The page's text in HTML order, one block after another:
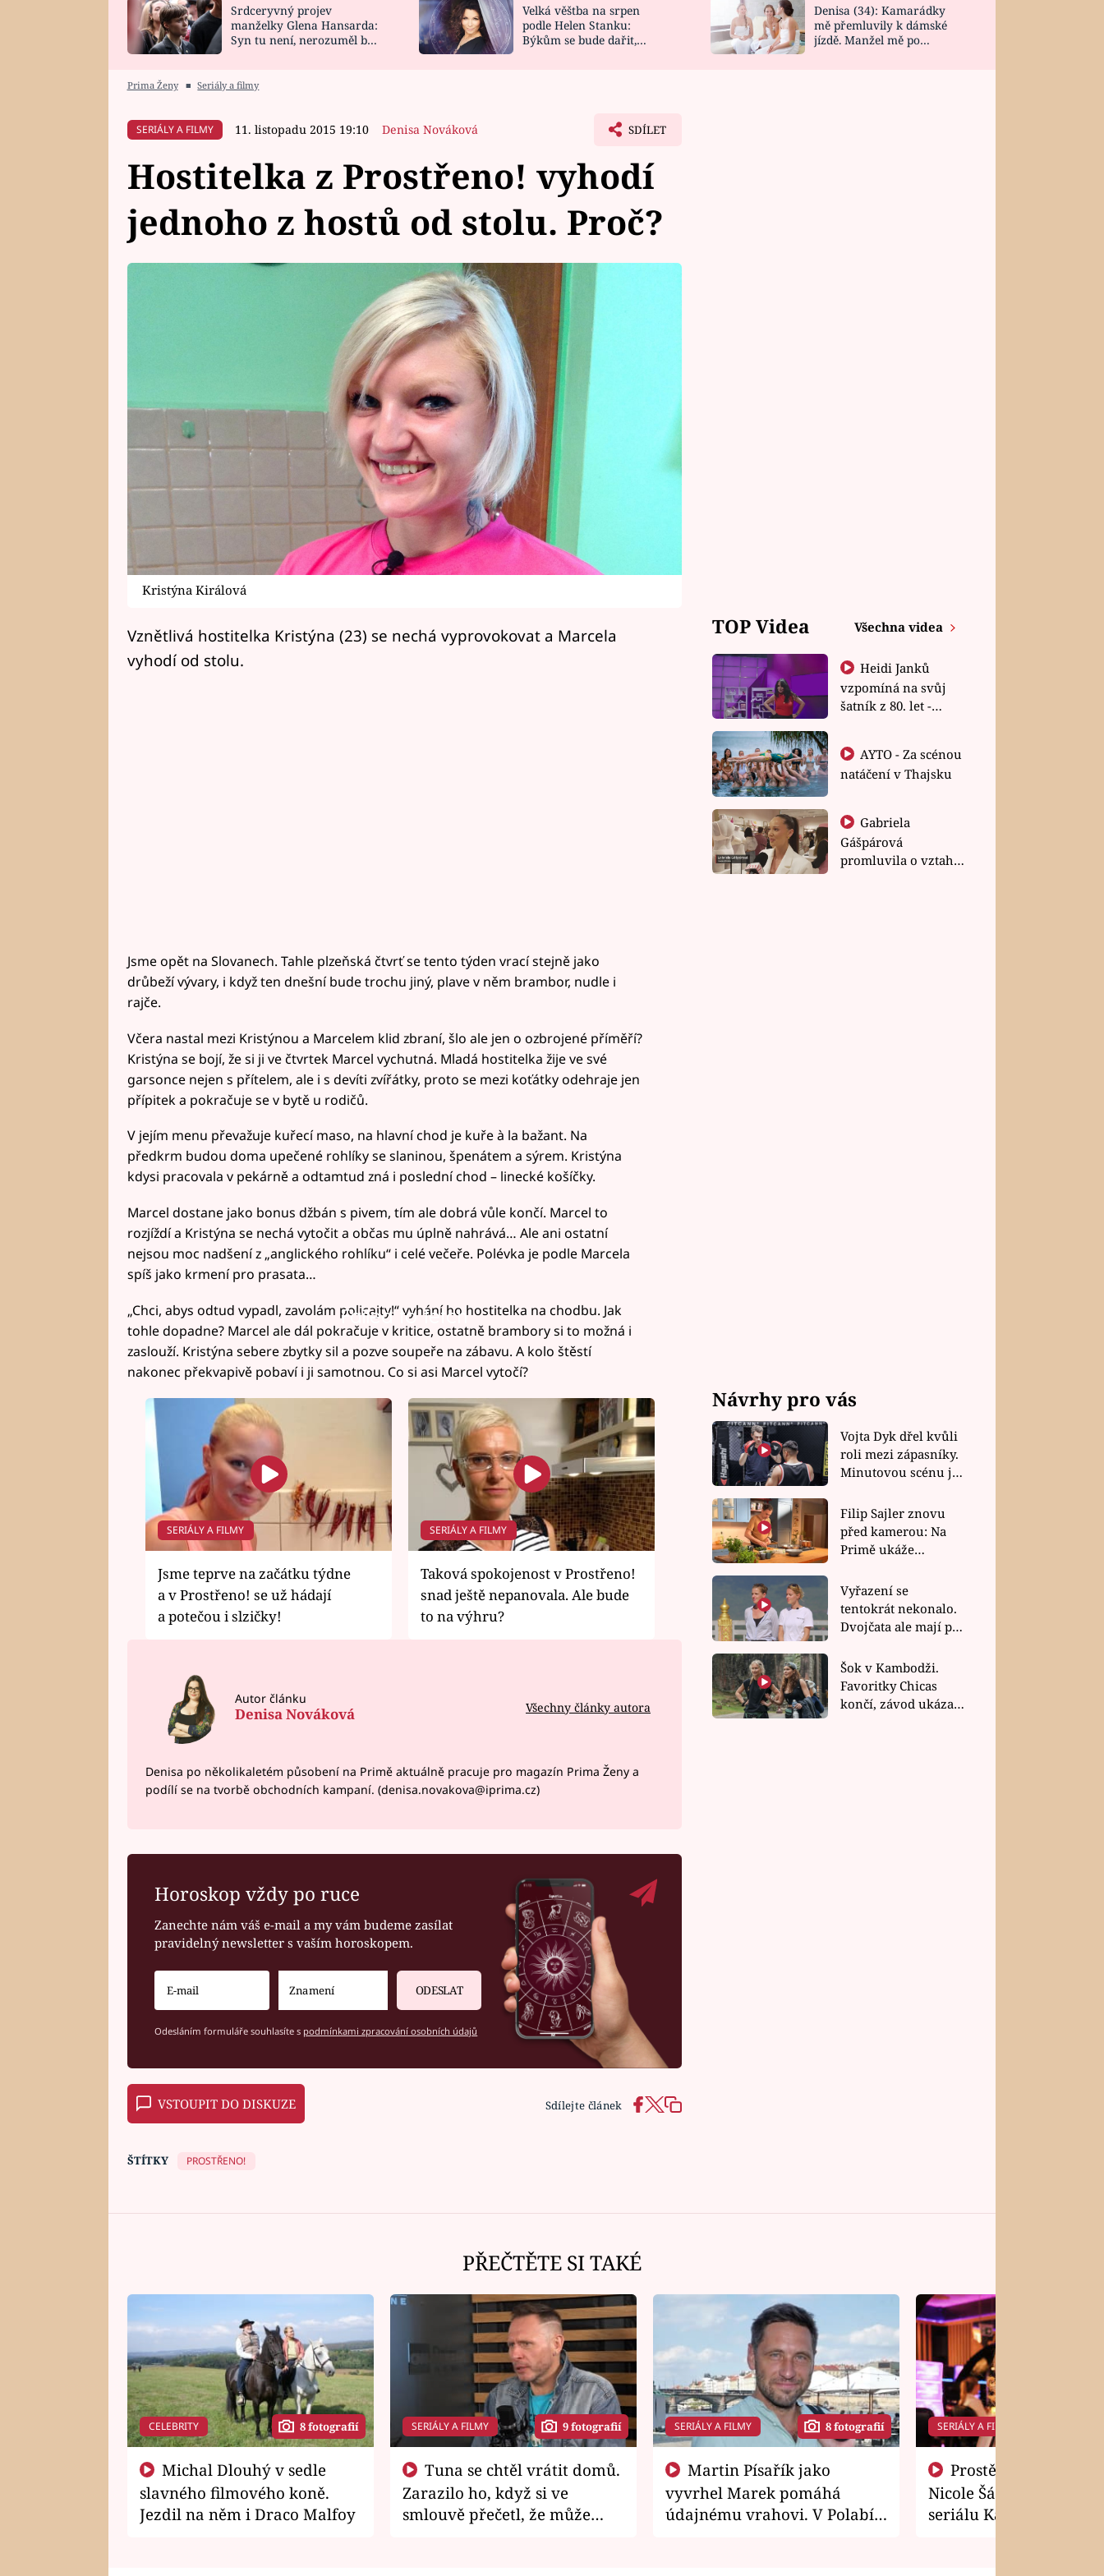
HOROSKOP NA
CELEBRITY
VAŘENÍ
NOVINKY
VIDEORECEPTY
DESIGN
Srdceryvný projev
manželky Glena Hansarda:
Syn tu není, nerozuměl by
Velká věštba na srpen
podle Helen Stanku:
Býkům se bude dařit,
Denisa (34): Kamarádky
mě přemluvily k dámské
jízdě. Manžel mě po
Prima Ženy ■ Seriály a filmy
SERIÁLY A FILMY 11. listopadu 2015 19:10 Denisa Nováková SDÍLET
Hostitelka z Prostřeno! vyhodí
jednoho z hostů od stolu. Proč?
Kristýna Királová
Vznětlivá hostitelka Kristýna (23) se nechá vyprovokovat a Marcela
vyhodí od stolu.
Jsme opět na Slovanech. Tahle plzeňská čtvrť se tento týden vrací stejně jako
drůbeží vývary, i když ten dnešní bude trochu jiný, plave v něm brambor, nudle i
rajče.
Včera nastal mezi Kristýnou a Marcelem klid zbraní, šlo ale jen o ozbrojené příměří?
Kristýna se bojí, že si ji ve čtvrtek Marcel vychutná. Mladá hostitelka žije ve své
garsonce nejen s přítelem, ale i s devíti zvířátky, proto se mezi koťátky odehraje jen
přípitek a pokračuje se v bytě u rodičů.
V jejím menu převažuje kuřecí maso, na hlavní chod je kuře à la bažant. Na
předkrm budou doma upečené rohlíky se slaninou, špenátem a sýrem. Kristýna
kdysi pracovala v pekárně a odtamtud zná i poslední chod – linecké košíčky.
Marcel dostane jako bonus džbán s pivem, tím ale dobrá vůle končí. Marcel to
rozjíždí a Kristýna se nechá vytočit a občas mu úplně nahrává… Ale ani ostatní
nejsou moc nadšení z „anglického rohlíku“ i celé večeře. Polévka je podle Marcela
spíš jako krmení pro prasata…
Failed to fetch
„Chci, abys odtud vypadl, zavolám policajty!“ vyhání ho hostitelka na chodbu. Jak
tohle dopadne? Marcel ale dál pokračuje v kritice, ostatně brambory si to možná i
zaslouží. Kristýna sebere zbytky sil a pozve soupeře na zábavu. A kolo štěstí
nakonec překvapivě pobaví i ji samotnou. Co si asi Marcel vytočí?
SERIÁLY A FILMY
Jsme teprve na začátku týdne
a v Prostřeno! se už hádají
a potečou i slzičky!
SERIÁLY A FILMY
Taková spokojenost v Prostřeno!
snad ještě nepanovala. Ale bude
to na výhru?
Autor článku
Denisa Nováková Všechny články autora
Denisa po několikaletém působení na Primě aktuálně pracuje pro magazín Prima Ženy a
podílí se na tvorbě obchodních kampaní. (denisa.novakova@iprima.cz)
Horoskop vždy po ruce
Zanechte nám váš e-mail a my vám budeme zasílat
pravidelný newsletter s vaším horoskopem.
ODESLAT
Odesláním formuláře souhlasíte s podmínkami zpracování osobních údajů
VSTOUPIT DO DISKUZE Sdílejte článek
ŠTÍTKY PROSTŘENO!
TOP Videa Všechna videa
Heidi Janků
vzpomíná na svůj
šatník z 80. let -
natáčení v Thajsku
Gabriela
Gášpárová
promluvila o vztahu
Návrhy pro vás
Vojta Dyk dřel kvůli
roli mezi zápasníky.
Minutovou scénu jel
Filip Sajler znovu
před kamerou: Na
Primě ukáže
rychlé recepty
Vyřazení se
tentokrát nekonalo.
Dvojčata ale mají po
závodu nůž na krku
Šok v Kambodži.
Favoritky Chicas
končí, závod ukázal
PŘEČTĚTE SI TAKÉ
CELEBRITY 8 fotografií
slavného filmového koně.
Jezdil na něm i Draco Malfoy
SERIÁLY A FILMY 9 fotografií
Zarazilo ho, když si ve
smlouvě přečetl, že může
SERIÁLY A FILMY 8 fotografií
vyvrhel Marek pomáhá
údajnému vrahovi. V Polabí
SERIÁLY A FILMY
Nicole Šáchová získala
seriálu Kamarádi